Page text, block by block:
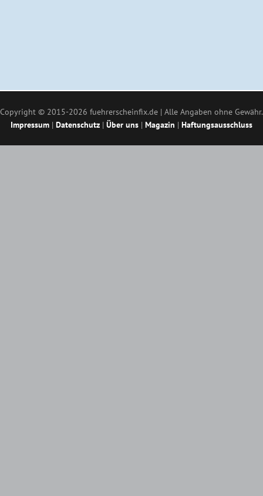
Copyright © 2015-2026 fuehrerscheinfix.de | Alle Angaben ohne Gewähr.
Impressum | Datenschutz | Über uns | Magazin | Haftungsausschluss